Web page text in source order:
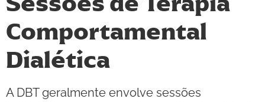
Comportamental
Dialética
A DBT geralmente envolve sessões